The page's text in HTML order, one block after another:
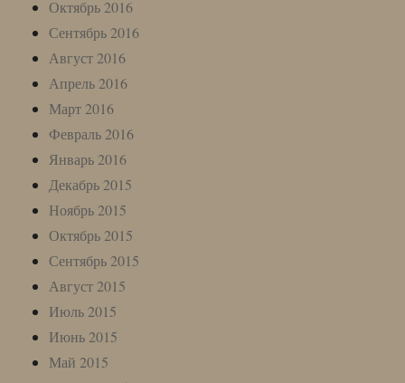
Октябрь 2016
Сентябрь 2016
Август 2016
Апрель 2016
Март 2016
Февраль 2016
Январь 2016
Декабрь 2015
Ноябрь 2015
Октябрь 2015
Сентябрь 2015
Август 2015
Июль 2015
Июнь 2015
Май 2015